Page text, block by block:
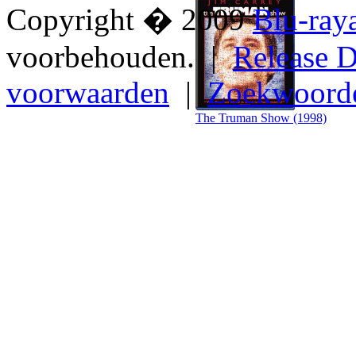
The Truman Show (1998)
Copyright � 2009Blu-
voorbehouden. |Release
voorwaarden |